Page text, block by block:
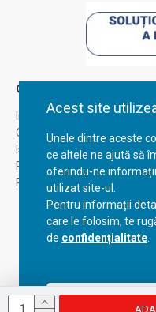
Acest site
Unele dintre aceste
ce altele ne ajută să
oferindu-ne
utilizat site-ul.
Pentru informații
care le folosim, te
de confidențialitate
Acceptă setările
Contul Meu
Inregistrare
Contul meu
Istoric comenzi
Recuperare parola
Returnare produs